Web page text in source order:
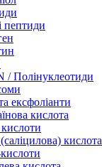
пептиди
/ Полінуклеотиди
ексфоліанти
кислота
кислота